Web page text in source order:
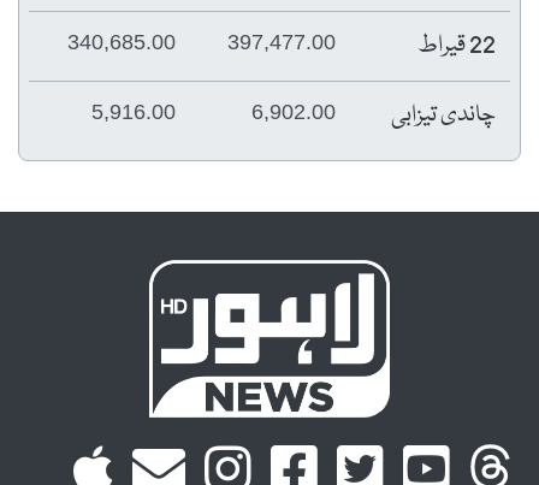
22 قیراط 397,477.00
340,685.00
چاندی تیزابی 6,902.00
5,916.00